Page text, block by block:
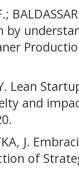
Lean
and
J.
of